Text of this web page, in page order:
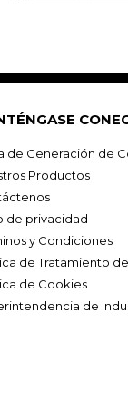
de Generación de
Productos
de privacidad
y Condiciones
de Tratamiento
de Cookies
de